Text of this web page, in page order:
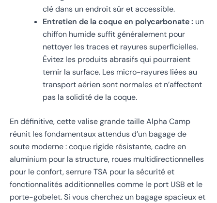
clé dans un endroit sûr et accessible.
Entretien de la coque en polycarbonate : un
chiffon humide suffit généralement pour
nettoyer les traces et rayures superficielles.
Évitez les produits abrasifs qui pourraient
ternir la surface. Les micro-rayures liées au
transport aérien sont normales et n’affectent
pas la solidité de la coque.
En définitive, cette valise grande taille Alpha Camp
réunit les fondamentaux attendus d’un bagage de
soute moderne : coque rigide résistante, cadre en
aluminium pour la structure, roues multidirectionnelles
pour le confort, serrure TSA pour la sécurité et
fonctionnalités additionnelles comme le port USB et le
porte-gobelet. Si vous cherchez un bagage spacieux et